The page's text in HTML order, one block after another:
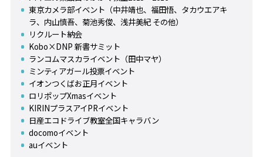
東京カメラ部イベント（中井靖也、福田悟、タカウエアキ
ラ、内山慎吾、菊池秀俊、浅井美紀 その他）
リクルート納会
Kobo×DNP 新書サミット
ランコムマスカライベント（田中マヤ）
ミンティアガール投票イベント
イオンつくばお正月イベント
ロリポップXmasイベント
KIRINプラスアイPRイベント
日産エコドライブ教室全国キャラバン
docomoイベント
auイベント